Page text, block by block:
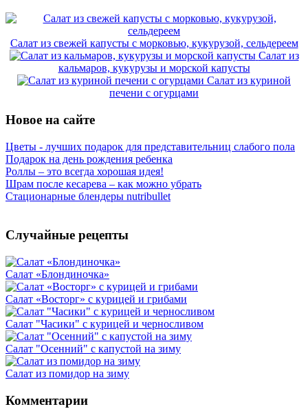
Салат из свежей капусты с морковью, кукурузой, сельдереем
Салат из
кальмаров, кукурузы и морской капусты
Салат из куриной
печени с огурцами
Новое на сайте
Цветы - лучших подарок для представительниц слабого пола
Подарок на день рождения ребенка
Роллы – это всегда хорошая идея!
Шрам после кесарева – как можно убрать
Стационарные блендеры nutribullet
Случайные рецепты
Салат «Блондиночка»
Салат «Восторг» с курицей и грибами
Салат "Часики" с курицей и черносливом
Салат "Осенний" с капустой на зиму
Салат из помидор на зиму
Комментарии